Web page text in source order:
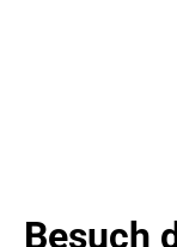
Besuch